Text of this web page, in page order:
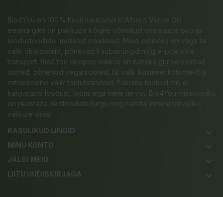
Bio4You on 100% Eesti kaubamärk! Albero Verde OÜ
eesmärgiks on pakkuda kõigile võimalust osa saada öko-ja
loodustoodete imelisest maailmast. Meie eeliseks on väga lai
valik ökotooteid, põnevad kaubamärgid ning e-poe kiire
transport. Bio4You ökopoe valikus on näiteks gluteenivabad
tooted, põnevad vegantooted, lai valik kosmeetikatooteid ja
mitmekesine valik toidulisandeid. Pakume tooteid mis ei
kahjustada loodust, loomi ega meie tervist. Bio4You missiooniks
on rikastada ökotoodete turgu ning harida inimesi tervislike
valikute osas.
KASULIKUD LINGID
keyboard_arrow_down
MINU KONTO keyboard_arrow_down
JÄLGI MEID keyboard_arrow_down
LIITU UUDISKIRJAGA keyboard_arrow_down